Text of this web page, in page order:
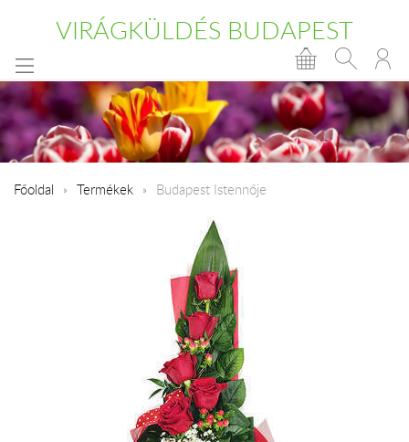
VIRÁGKÜLDÉS BUDAPEST
Főoldal Termékek Budapest Istennője